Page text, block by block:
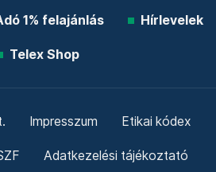
1% felajánlás Hírlevelek
Telex Shop
Impresszum Etikai kódex
Adatkezelési tájékoztató